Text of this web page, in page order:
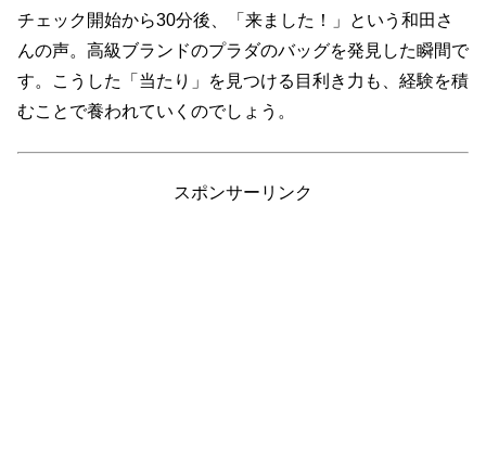
チェック開始から30分後、「来ました！」という和田さ
んの声。高級ブランドのプラダのバッグを発見した瞬間で
す。こうした「当たり」を見つける目利き力も、経験を積
むことで養われていくのでしょう。
スポンサーリンク